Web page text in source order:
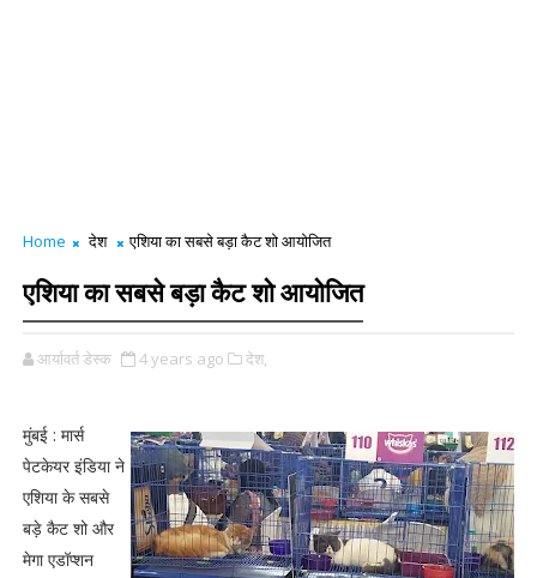
Home देश एशिया का सबसे बड़ा कैट शो आयोजित
एशिया का सबसे बड़ा कैट शो आयोजित
आर्यावर्त डेस्क 4 years ago देश,
मुंबई : मार्स
पेटकेयर इंडिया ने
एशिया के सबसे
बड़े कैट शो और
मेगा एडॉप्शन